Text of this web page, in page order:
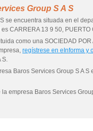
Group S A S
se encuentra situada en el
CARRERA 13 9 50, PUERTO
como una SOCIEDAD
regístrese en eInforma y
S.
Baros Services Group S A
empresa Baros Services